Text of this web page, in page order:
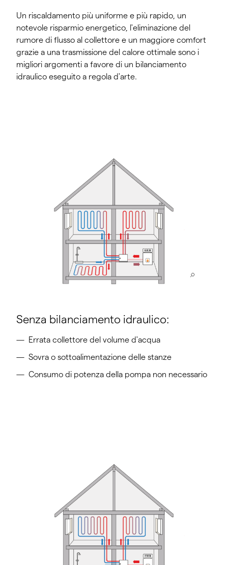
Un riscaldamento più uniforme e più rapido, un
notevole risparmio energetico, l'eliminazione del
rumore di flusso al collettore e un maggiore comfort
grazie a una trasmissione del calore ottimale sono i
migliori argomenti a favore di un bilanciamento
idraulico eseguito a regola d'arte.
Senza bilanciamento idraulico:
Errata collettore del volume d'acqua
Sovra o sottoalimentazione delle stanze
Consumo di potenza della pompa non necessario